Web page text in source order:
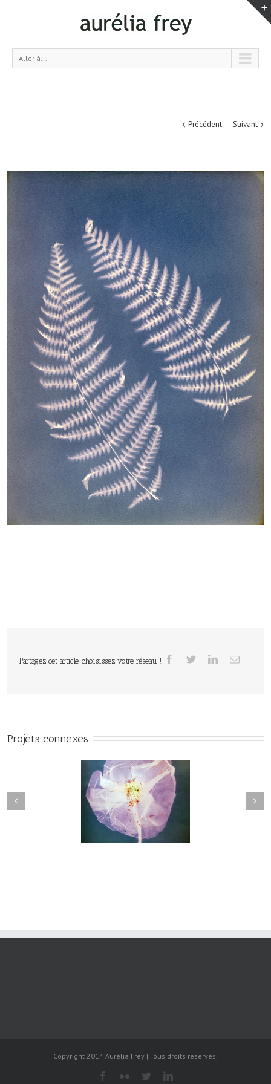
Aller à...
Précédent Suivant
Partagez cet article, choisissez votre réseau !
Projets connexes
Herbier#031
Copyright 2014 Aurélia Frey | Tous droits réservés.